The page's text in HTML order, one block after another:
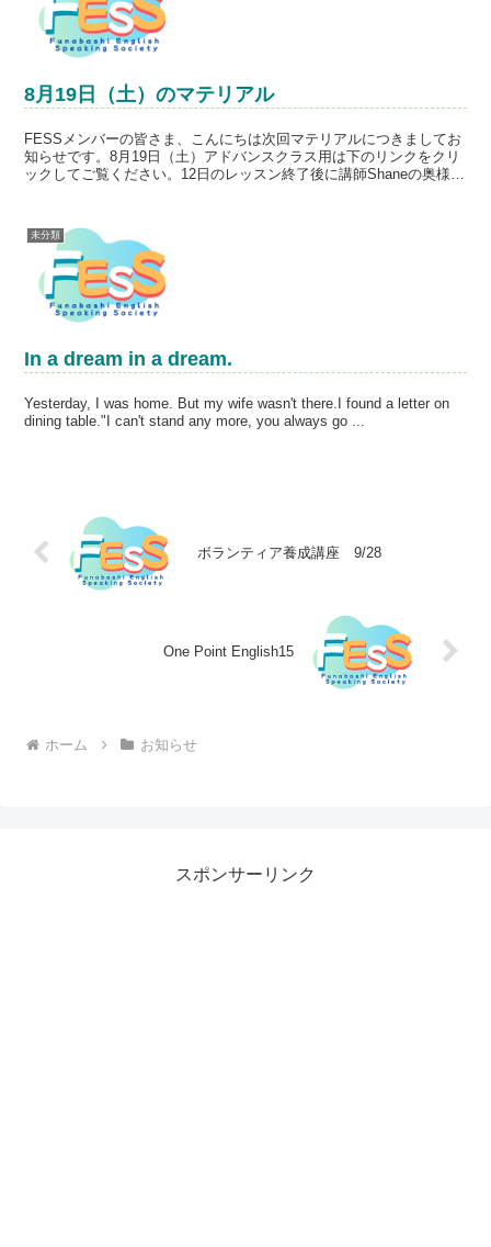
8月19日（土）のマテリアル
FESSメンバーの皆さま、こんにちは次回マテリアルにつきましてお
知らせです。8月19日（土）アドバンスクラス用は下のリンクをクリ
ックしてご覧ください。12日のレッスン終了後に講師Shaneの奥様が
未分類
In a dream in a dream.
Yesterday, I was home. But my wife wasn't there.I found a letter on
dining table."I can't stand any more, you always go ...
ボランティア養成講座 9/28
One Point English15
ホーム お知らせ
スポンサーリンク